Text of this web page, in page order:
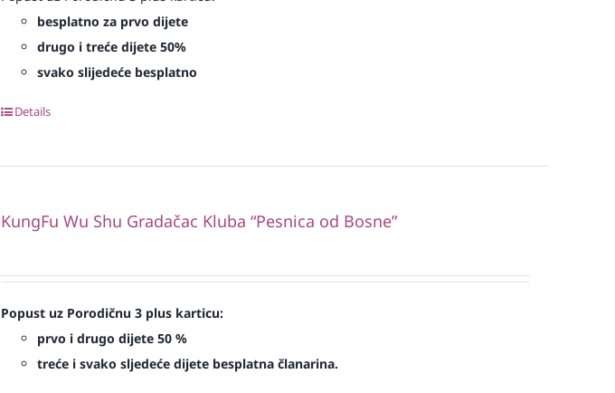
besplatno za prvo dijete
drugo i treće dijete 50%
svako slijedeće besplatno
Details
KungFu Wu Shu Gradačac Kluba “Pesnica od Bosne”
Popust uz Porodičnu 3 plus karticu:
prvo i drugo dijete 50 %
treće i svako sljedeće dijete besplatna članarina.